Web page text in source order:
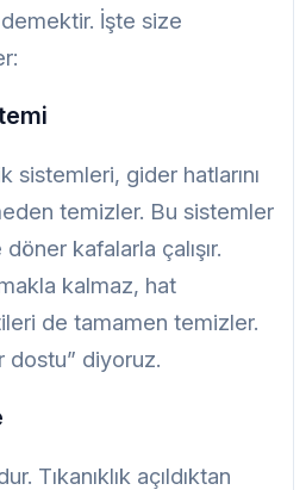
İşte size
gider hatlarını
temizler. Bu sistemler
kafalarla çalışır.
kalmaz, hat
de tamamen temizler.
dostu” diyoruz.
Tıkanıklık açıldıktan